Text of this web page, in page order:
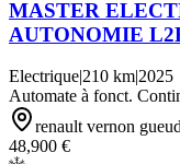
MASTER
AUTONOMIE
Electrique|210 km|2025
Automate à fonct.
renault vernon
48,900 €